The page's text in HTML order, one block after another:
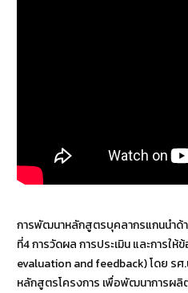
การพัฒนาหลักสูตรบุคลากรแกนนำด้
ที่4 การวัดผล การประเมิน และการใ
evaluation and feedback) โดย รศ
หลักสูตรโครงการ เพื่อพัฒนาการผ